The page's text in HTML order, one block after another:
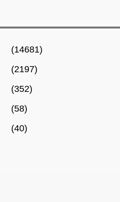
(14681)
(2197)
(352)
(58)
(40)